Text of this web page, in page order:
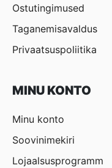
Ostutingimused
Taganemisavaldus
Privaatsuspoliitika
MINU KONTO
Minu konto
Soovinimekiri
Lojaalsusprogramm